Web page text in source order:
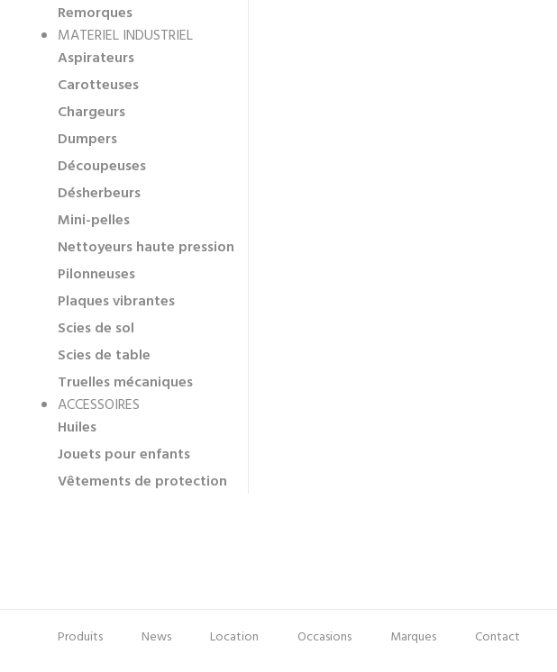
Remorques
MATERIEL INDUSTRIEL
Aspirateurs
Carotteuses
Chargeurs
Dumpers
Découpeuses
Désherbeurs
Mini-pelles
Nettoyeurs haute pression
Pilonneuses
Plaques vibrantes
Scies de sol
Scies de table
Truelles mécaniques
ACCESSOIRES
Huiles
Jouets pour enfants
Vêtements de protection
Pied
Menu
Produits News Location Occasions Marques
Contact